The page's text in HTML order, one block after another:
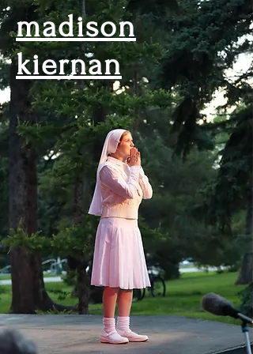
madison
kiernan